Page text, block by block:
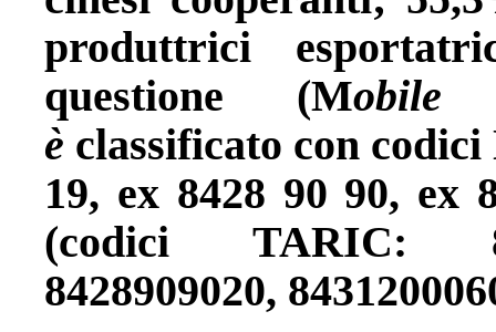
produttrici
questione (Mobile
è classificato con codici
19, ex 8428 90 90, ex
(codici TARIC:
8428909020,